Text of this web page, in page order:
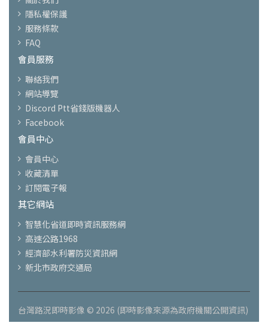
隱私權保護
服務條款
FAQ
會員服務
聯絡我們
網站導覽
Discord Ptt省錢版機器人
Facebook
會員中心
會員中心
收藏清單
訂閱電子報
其它網站
智慧化省道即時資訊服務網
高速公路1968
經濟部水利署防災資訊網
新北市政府交通局
台灣路況即時影像 © 2026 (即時影像來源為政府機關公開資訊)